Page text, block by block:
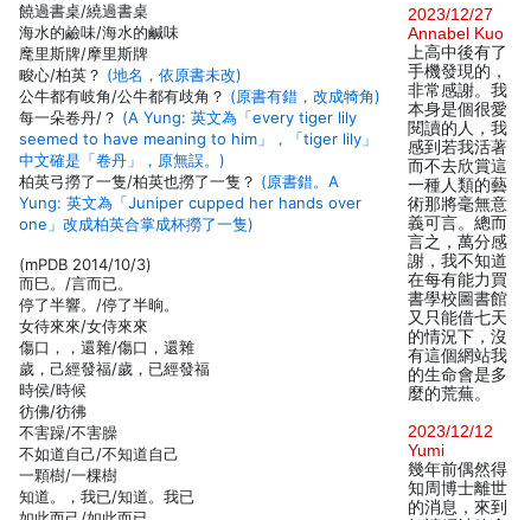
饒過書桌/繞過書桌
海水的鹼味/海水的鹹味
麾里斯牌/摩里斯牌
畯心/柏英？ (地名，依原書未改)
公牛都有岐角/公牛都有歧角？ (原書有錯，改成犄角)
每一朵卷丹/？ (A Yung: 英文為「every tiger lily
seemed to have meaning to him」，「tiger lily」
中文確是「卷丹」，原無誤。)
柏英弓撈了一隻/柏英也撈了一隻？ (原書錯。A
Yung: 英文為「Juniper cupped her hands over
one」改成柏英合掌成杯撈了一隻)
(mPDB 2014/10/3)
而巳。/言而已。
停了半響。/停了半晌。
女待來來/女侍來來
傷口，，還雜/傷口，還雜
歲，己經發福/歲，已經發福
時侯/時候
彷佛/彷彿
不害躁/不害臊
不如道自己/不知道自己
一顆樹/一棵樹
知道。，我已/知道。我已
2023/12/27
Annabel Kuo
上高中後有了
手機發現的，
非常感謝。我
本身是個很愛
閱讀的人，我
感到若我活著
而不去欣賞這
一種人類的藝
術那將毫無意
義可言。總而
言之，萬分感
謝，我不知道
在每有能力買
書學校圖書館
又只能借七天
的情況下，沒
有這個網站我
的生命會是多
麼的荒蕪。
2023/12/12
Yumi
幾年前偶然得
知周博士離世
的消息，來到